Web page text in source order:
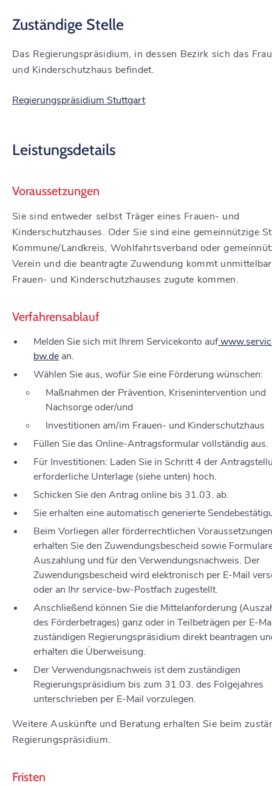
Zuständige Stelle
Das Regierungspräsidium, in dessen Bezirk sich das
und Kinderschutzhaus befindet.
Regierungspräsidium Stuttgart
Leistungsdetails
Voraussetzungen
Sie sind entweder selbst Träger eines Frauen- und
Kinderschutzhauses. Oder Sie sind eine gemeinnützige
Kommune/Landkreis, Wohlfahrtsverband oder
Verein und die beantragte Zuwendung kommt
Frauen- und Kinderschutzhauses zugute kommen.
Verfahrensablauf
Melden Sie sich mit Ihrem Servicekonto auf
bw.de an.
Wählen Sie aus, wofür Sie eine Förderung wünschen:
Maßnahmen der Prävention, Krisenintervention und
Nachsorge oder/und
Investitionen am/im Frauen- und Kinderschutzhaus
Füllen Sie das Online-Antragsformular vollständig aus.
Für Investitionen: Laden Sie in Schritt 4 der
erforderliche Unterlage (siehe unten) hoch.
Schicken Sie den Antrag online bis 31.03. ab.
Sie erhalten eine automatisch generierte
Beim Vorliegen aller förderrechtlichen Voraussetzungen
erhalten Sie den Zuwendungsbescheid sowie
Auszahlung und für den Verwendungsnachweis. Der
Zuwendungsbescheid wird elektronisch per E-Mail
oder an Ihr service-bw-Postfach zugestellt.
Anschließend können Sie die Mittelanforderung
des Förderbetrages) ganz oder in Teilbeträgen per E-
zuständigen Regierungspräsidium direkt beantragen
erhalten die Überweisung.
Der Verwendungsnachweis ist dem zuständigen
Regierungspräsidium bis zum 31.03. des Folgejahres
unterschrieben per E-Mail vorzulegen.
Weitere Auskünfte und Beratung erhalten Sie beim
Regierungspräsidium.
Fristen